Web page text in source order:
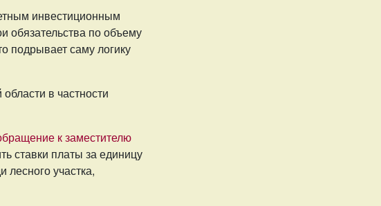
инвестиционным
обязательства по объему
подрывает саму логику
в частности
к заместителю
ставки платы за единицу
участка,